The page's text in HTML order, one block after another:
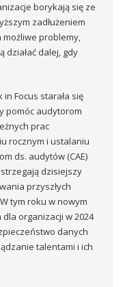
borykają się ze
zadłużeniem
problemy,
działać dalej, gdy
Focus starała się
pomóc audytorom
prac
rocznym i ustalaniu
ds. audytów (CAE)
dzisiejszy
przyszłych
tym roku w nowym
organizacji w 2024
danych
talentami i ich